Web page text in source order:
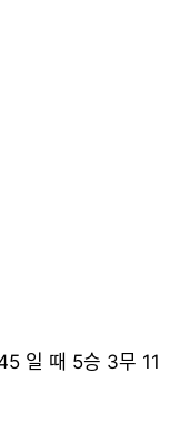
일 때 5승 3무 11